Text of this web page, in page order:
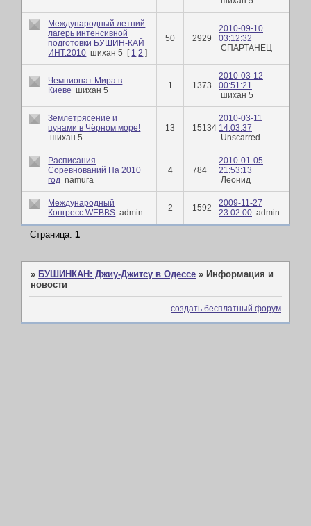
Mеждународный летний
лагерь интенсивной
подготовки БУШИН-КАЙ
ИНТ.2010 шихан 5 [ 1 2 ]
50 2929
2010-09-10
03:12:32
СПАРТАНЕЦ
Чемпионат Мира в
Киеве шихан 5 1 1373
2010-03-12
00:51:21
шихан 5
Землетрясение и
цунами в Чёрном море!
шихан 5
13 15134
2010-03-11
14:03:37
Unscarred
Расписания
Соревнований На 2010
год namura
4 784
2010-01-05
21:53:13
Леонид
Международный
Конгресс WEBBS admin 2 1592
2009-11-27
23:02:00 admin
Страница:1
» БУШИНКАН: Джиу-Джитсу в Одессе » Информация и
новости
создать бесплатный форум